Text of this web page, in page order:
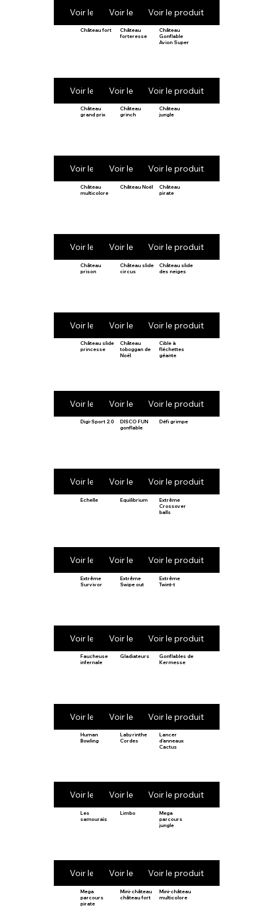
Voir le produitVoir le produitVoir le produit
Château fort
Voir le produit
Château
forteresse
Voir le produit
Château
Gonflable
Avion Super
Voir le produit
Château
grand prix
Voir le produit
Château
grinch
Voir le produit
Château
jungle
Voir le produit
Château
multicolore
Voir le produit
Château Noël
Voir le produit
Château
pirate
Voir le produit
Château
prison
Voir le produit
Château slide
circus
Voir le produit
Château slide
des neiges
Voir le produit
Château slide
princesse
Voir le produit
Château
toboggan de
Noël
Voir le produit
Cible à
fléchettes
géante
Voir le produit
Digi-Sport 2.0
Voir le produit
DISCO FUN
gonflable
Voir le produit
Défi grimpe
Voir le produit
Echelle
Voir le produit
Equilibrium
Voir le produit
Extrême
Crossover
balls
Voir le produit
Extrême
Survivor
Voir le produit
Extrême
Swipe out
Voir le produit
Extrême
Twint-t
Voir le produit
Faucheuse
infernale
Voir le produit
Gladiateurs
Voir le produit
Gonflables de
Kermesse
Voir le produit
Human
Bowling
Voir le produit
Labyrinthe
Cordes
Voir le produit
Lancer
d’anneaux
Cactus
Voir le produit
Les
samouraïs
Voir le produit
Limbo
Voir le produit
Mega
parcours
jungle
Voir le produit
Mega
parcours
pirate
Mini-château
château fort
Mini-château
multicolore